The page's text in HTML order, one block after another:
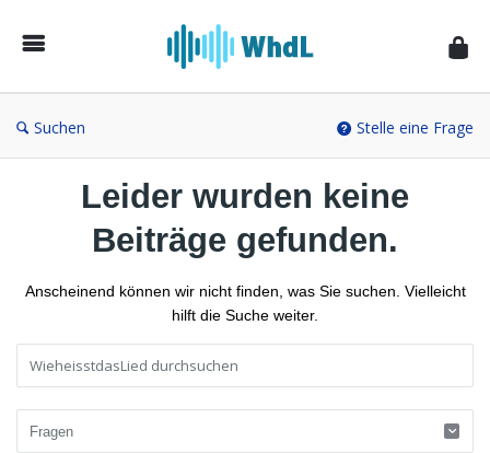
von
Suchen Stelle eine Frage
Leider wurden keine
Beiträge gefunden.
Anscheinend können wir nicht finden, was Sie suchen. Vielleicht
hilft die Suche weiter.